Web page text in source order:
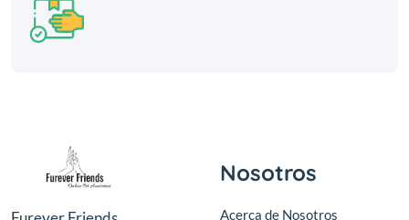
Nosotros
Acerca de Nosotros